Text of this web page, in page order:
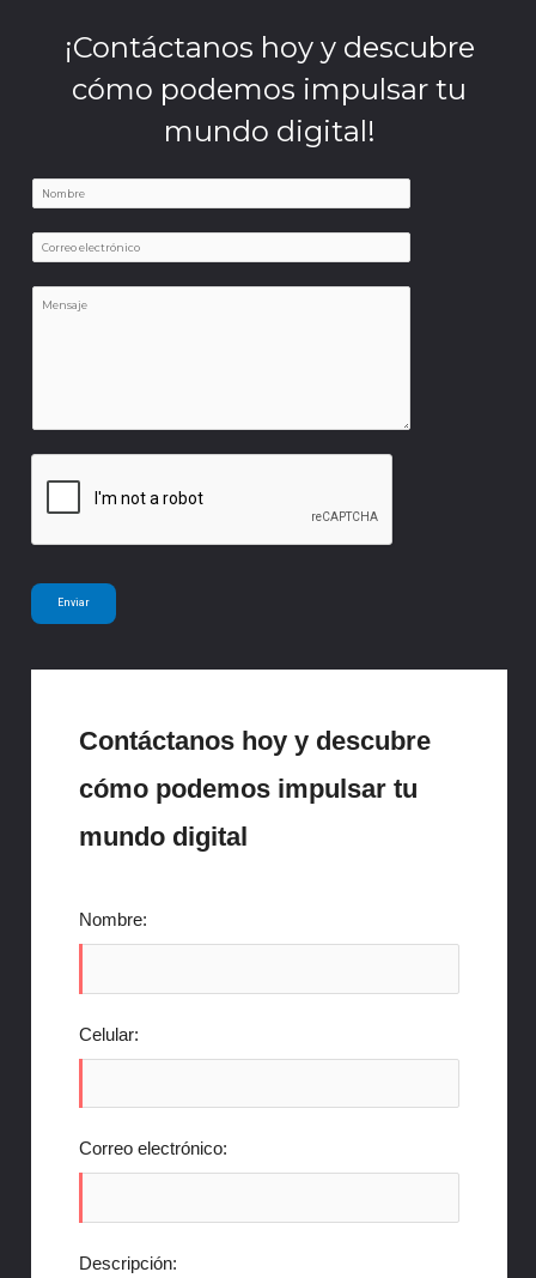
¡Contáctanos hoy y descubre
cómo podemos impulsar tu
mundo digital!
N
m
e
E
m
e
n
e
N
M
a
j
Enviar
Contáctanos hoy y descubre
cómo podemos impulsar tu
mundo digital
Nombre:
Celular:
Correo electrónico:
Descripción: